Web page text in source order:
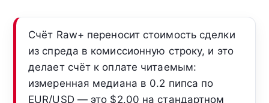
Счёт Raw+ переносит стоимость сделки
из спреда в комиссионную строку, и это
делает счёт к оплате читаемым:
измеренная медиана в 0.2 пипса по
EUR/USD — это $2.00 на стандартном